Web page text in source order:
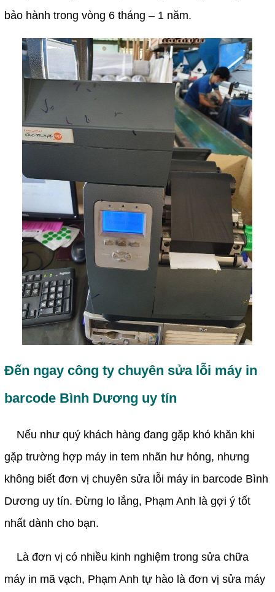
bảo hành trong vòng 6 tháng – 1 năm.
Đến ngay công ty chuyên sửa lỗi máy in
barcode Bình Dương uy tín
Nếu như quý khách hàng đang gặp khó khăn khi
gặp trường hợp máy in tem nhãn hư hỏng, nhưng
không biết đơn vị chuyên sửa lỗi máy in barcode Bình
Dương uy tín. Đừng lo lắng, Phạm Anh là gợi ý tốt
nhất dành cho bạn.
Là đơn vị có nhiều kinh nghiệm trong sửa chữa
máy in mã vạch, Phạm Anh tự hào là đơn vị sửa máy